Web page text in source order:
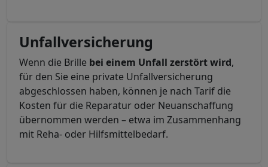
Unfallversicherung
Wenn die Brille bei einem Unfall zerstört wird,
für den Sie eine private Unfallversicherung
abgeschlossen haben, können je nach Tarif die
Kosten für die Reparatur oder Neuanschaffung
übernommen werden – etwa im Zusammenhang
mit Reha- oder Hilfsmittelbedarf.